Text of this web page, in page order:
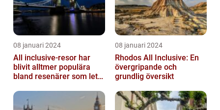
08 januari 2024
All inclusive-resor har
blivit alltmer populära
bland resenärer som letar
omtä...
08 januari 2024
Rhodos All Inclusive: En
övergripande och
grundlig översikt